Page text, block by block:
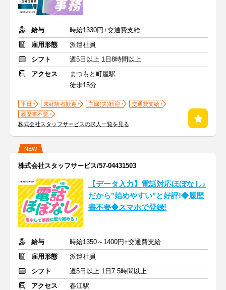
給与
時給1330円+交通費支給
雇用形態
派遣社員
シフト
週5日以上 1日8時間以上
アクセス
まつもと町屋駅
徒歩15分
平日 未経験者歓迎 主婦(夫)歓迎
交通費支給
履歴書不要
株式会社スタッフサービスの求人一覧を見る
NEW
株式会社スタッフサービス/57-04431503
【データ入力】電話対応ほぼなし♪
だから"始めやすい"と好評!◆履歴
書不要◆スマホで登録!
給与
時給1350～1400円+交通費支給
雇用形態
派遣社員
シフト
週5日以上 1日7.5時間以上
アクセス
春江駅